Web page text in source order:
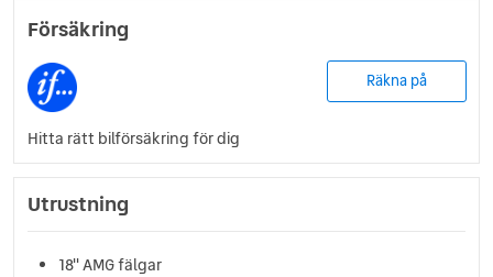
Försäkring
Räkna på
Hitta rätt bilförsäkring för dig
Utrustning
18'' AMG fälgar